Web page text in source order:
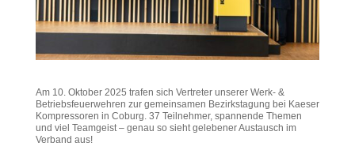
Am 10. Oktober 2025 trafen sich Vertreter unserer Werk- &
Betriebsfeuerwehren zur gemeinsamen Bezirkstagung bei Kaeser
Kompressoren in Coburg. 37 Teilnehmer, spannende Themen
und viel Teamgeist – genau so sieht gelebener Austausch im
Verband aus!